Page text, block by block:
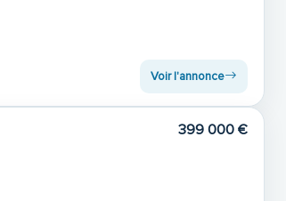
Voir l'annonce
399 000 €